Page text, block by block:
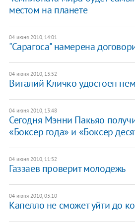
местом на планете
04 июня 2010, 14:01
"Сарагоса" намерена
04 июня 2010, 13:52
Виталий Кличко удостоен
04 июня 2010, 13:48
Сегодня Мэнни Пакьяо
«Боксер года» и «Боксер
04 июня 2010, 11:52
Газзаев проверит молодежь
04 июня 2010, 03:10
Капелло не сможет уйти до